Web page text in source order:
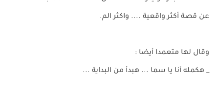
عن قصة أكثر واقعية .... واكثر الم.
وقال لها متعمدا أيضا :
_ هكمله أنا يا سما ... هبدأ من البداية ...